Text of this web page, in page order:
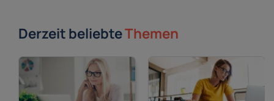
Derzeit beliebteThemen